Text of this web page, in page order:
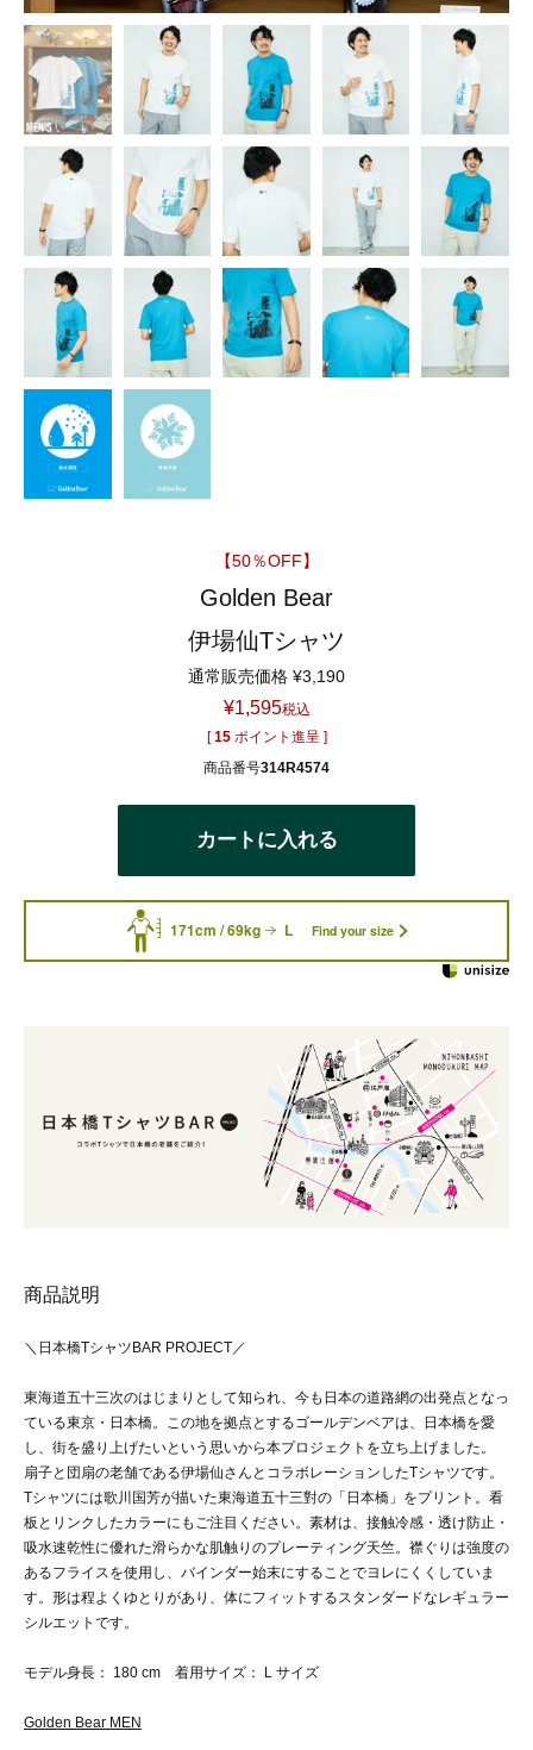
【50％OFF】
Golden Bear
伊場仙Tシャツ
通常販売価格 ¥3,190
¥1,595税込
[ 15 ポイント進呈 ]
商品番号314R4574
カートに入れる
171cm / 69kg L Find your size
商品説明
＼日本橋TシャツBAR PROJECT／
東海道五十三次のはじまりとして知られ、今も日本の道路網の出発点となっ
ている東京・日本橋。この地を拠点とするゴールデンベアは、日本橋を愛
し、街を盛り上げたいという思いから本プロジェクトを立ち上げました。
扇子と団扇の老舗である伊場仙さんとコラボレーションしたTシャツです。
Tシャツには歌川国芳が描いた東海道五十三對の「日本橋」をプリント。看
板とリンクしたカラーにもご注目ください。素材は、接触冷感・透け防止・
吸水速乾性に優れた滑らかな肌触りのプレーティング天竺。襟ぐりは強度の
あるフライスを使用し、バインダー始末にすることでヨレにくくしていま
す。形は程よくゆとりがあり、体にフィットするスタンダードなレギュラー
シルエットです。
モデル身長： 180 cm 着用サイズ： L サイズ
Golden Bear MEN